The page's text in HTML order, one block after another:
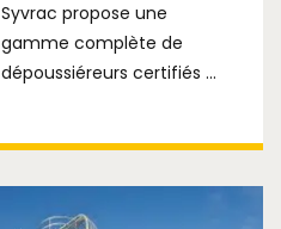
Syvrac propose une
gamme complète de
dépoussiéreurs certifiés ...